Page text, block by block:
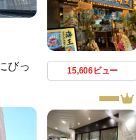
びっ
15,606ビュー